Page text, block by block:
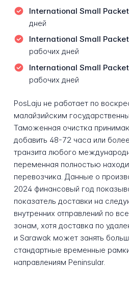
International Small
дней
International Small
рабочих дней
International Small
рабочих дней
PosLaju не работает по
малайзийским
Таможенная очистка
добавить 48-72 часа или
транзита любого
переменная полностью
перевозчика. Данные о
2024 финансовый год
показатель доставки на
внутренних отправлений по
зонам, хотя доставка по
и Sarawak может занять
стандартные временные
направлениям Peninsular.